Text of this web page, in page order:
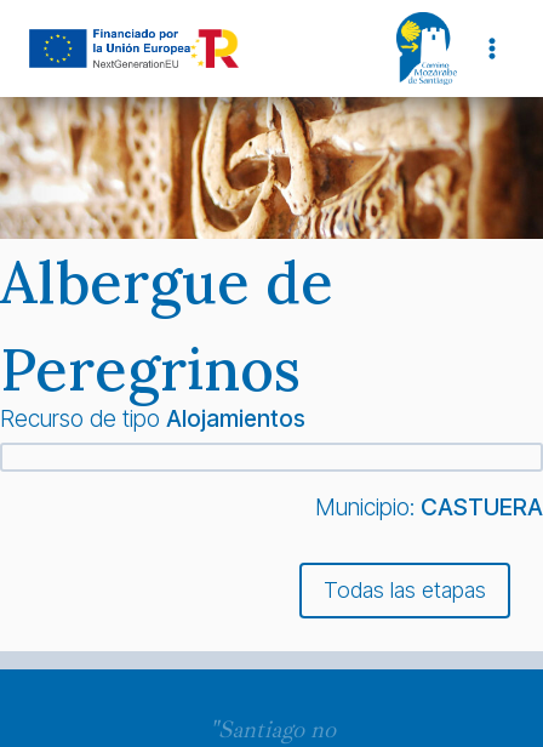
Albergue de
Peregrinos
Recurso de tipo Alojamientos
Municipio: CASTUERA
Todas las etapas
"Santiago no